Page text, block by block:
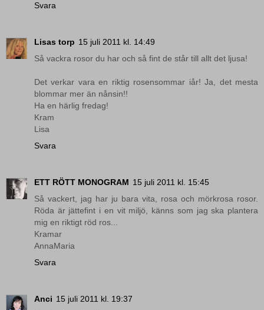
Svara
Lisas torp 15 juli 2011 kl. 14:49
Så vackra rosor du har och så fint de står till allt det ljusa!
Det verkar vara en riktig rosensommar iår! Ja, det mesta
blommar mer än nånsin!!
Ha en härlig fredag!
Kram
Lisa
Svara
ETT RÖTT MONOGRAM 15 juli 2011 kl. 15:45
Så vackert, jag har ju bara vita, rosa och mörkrosa rosor.
Röda är jättefint i en vit miljö, känns som jag ska plantera
mig en riktigt röd ros...
Kramar
AnnaMaria
Svara
Anci 15 juli 2011 kl. 19:37